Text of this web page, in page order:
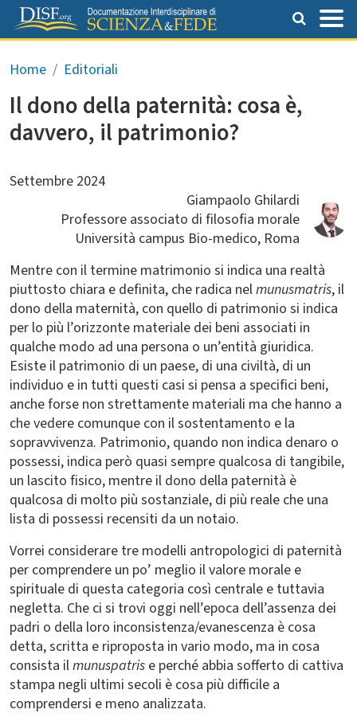
Salta al contenuto principale
Briciole di pane
Home Editoriali
Il dono della paternità: cosa è,
davvero, il patrimonio?
Settembre 2024
Giampaolo Ghilardi
Professore associato di filosofia morale
Università campus Bio-medico, Roma
Mentre con il termine matrimonio si indica una realtà
piuttosto chiara e definita, che radica nelmunusmatris, il
dono della maternità, con quello di patrimonio si indica
per lo più l’orizzonte materiale dei beni associati in
qualche modo ad una persona o un’entità giuridica.
Esiste il patrimonio di un paese, di una civiltà, di un
individuo e in tutti questi casi si pensa a specifici beni,
anche forse non strettamente materiali ma che hanno a
che vedere comunque con il sostentamento e la
sopravvivenza. Patrimonio, quando non indica denaro o
possessi, indica però quasi sempre qualcosa di tangibile,
un lascito fisico, mentre il dono della paternità è
qualcosa di molto più sostanziale, di più reale che una
lista di possessi recensiti da un notaio.
Vorrei considerare tre modelli antropologici di paternità
per comprendere un po’ meglio il valore morale e
spirituale di questa categoria così centrale e tuttavia
negletta. Che ci si trovi oggi nell’epoca dell’assenza dei
padri o della loro inconsistenza/evanescenza è cosa
detta, scritta e riproposta in vario modo, ma in cosa
consista ilmunuspatris e perché abbia sofferto di cattiva
stampa negli ultimi secoli è cosa più difficile a
comprendersi e meno analizzata.